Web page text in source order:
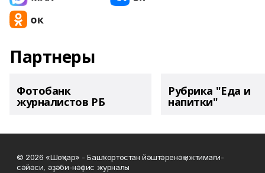
Партнеры
Фотобанк
журналистов РБ
Рубрика "Еда и
напитки"
© 2026 «Шоңҡар» - Башҡортостан йәштәренәң ижтимағи-
сәйәси, әҙәби-нәфис журналы